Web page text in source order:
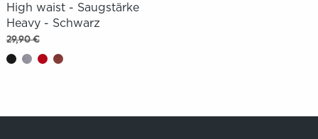
High waist - Saugstärke
Heavy - Schwarz
29,90 €